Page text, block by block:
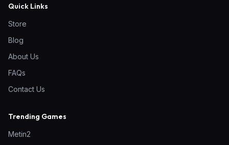
Quick Links
Store
Blog
About Us
FAQs
Contact Us
Trending Games
Metin2